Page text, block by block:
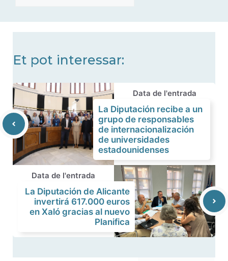
Et pot interessar:
Data de l'entrada
La Diputación recibe a un
grupo de responsables
de internacionalización
de universidades
estadounidenses
Data de l'entrada
La Diputación de Alicante
invertirá 617.000 euros
en Xaló gracias al nuevo
Planifica